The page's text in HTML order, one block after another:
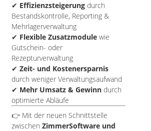
✔ Effizienzsteigerung durch
Bestandskontrolle, Reporting &
Mehrlagerverwaltung
✔ Flexible Zusatzmodule wie
Gutschein- oder
Rezepturverwaltung
✔ Zeit- und Kostenersparnis
durch weniger Verwaltungsaufwand
✔ Mehr Umsatz & Gewinn durch
optimierte Abläufe
👉 Mit der neuen Schnittstelle
zwischen ZimmerSoftware und